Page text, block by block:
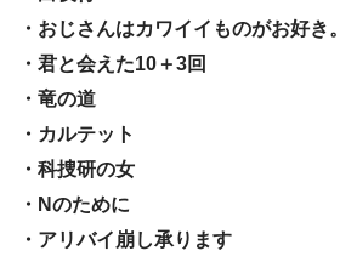
・おじさんはカワイイものがお好き。
・君と会えた10＋3回
・竜の道
・カルテット
・科捜研の女
・Nのために
・アリバイ崩し承ります